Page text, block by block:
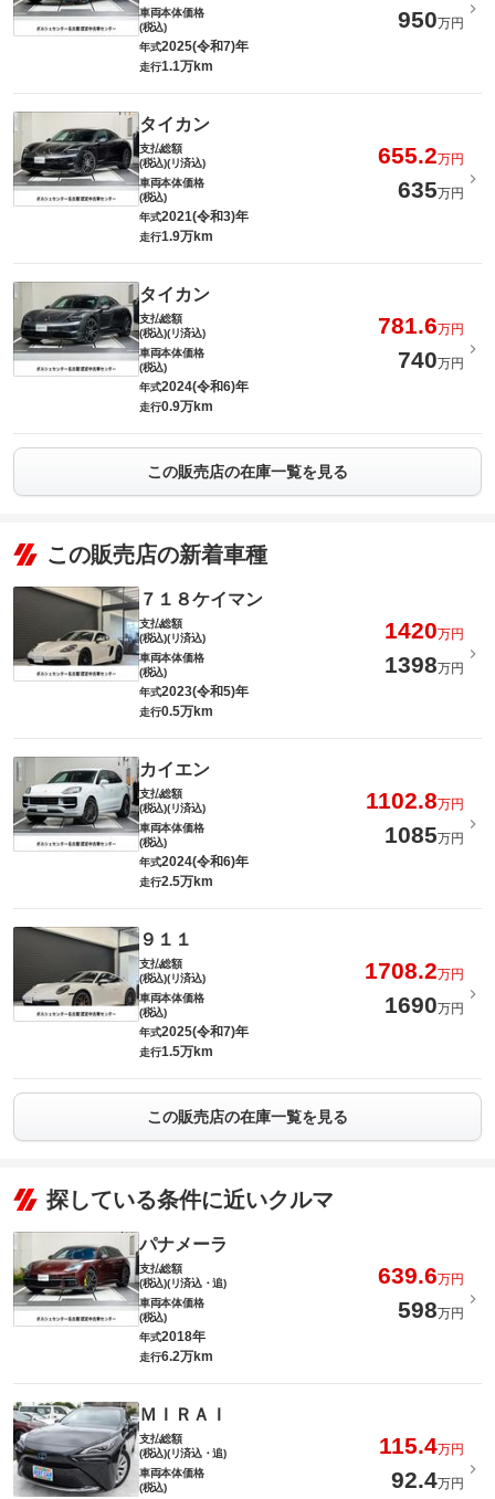
車両本体価格
(税込)
950万円
年式2025(令和7)年
走行1.1万km
タイカン
支払総額
(税込)(リ済込)
655.2万円
車両本体価格
(税込)
635万円
年式2021(令和3)年
走行1.9万km
タイカン
支払総額
(税込)(リ済込)
781.6万円
車両本体価格
(税込)
740万円
年式2024(令和6)年
走行0.9万km
この販売店の在庫一覧を見る
この販売店の新着車種
７１８ケイマン
支払総額
(税込)(リ済込)
1420万円
車両本体価格
(税込)
1398万円
年式2023(令和5)年
走行0.5万km
カイエン
支払総額
(税込)(リ済込)
1102.8万円
車両本体価格
(税込)
1085万円
年式2024(令和6)年
走行2.5万km
９１１
支払総額
(税込)(リ済込)
1708.2万円
車両本体価格
(税込)
1690万円
年式2025(令和7)年
走行1.5万km
この販売店の在庫一覧を見る
探している条件に近いクルマ
パナメーラ
支払総額
(税込)(リ済込・追)
639.6万円
車両本体価格
(税込)
598万円
年式2018年
走行6.2万km
ＭＩＲＡＩ
支払総額
(税込)(リ済込・追)
115.4万円
車両本体価格
(税込)
92.4万円